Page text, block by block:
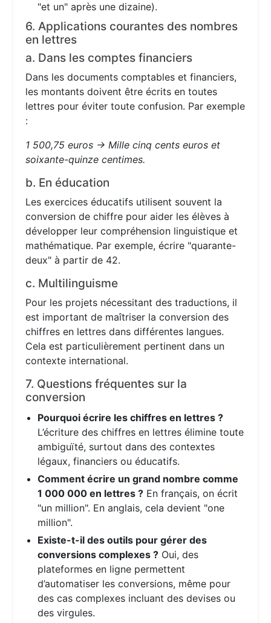
"et un" après une dizaine).
6. Applications courantes des nombres
en lettres
a. Dans les comptes financiers
Dans les documents comptables et financiers,
les montants doivent être écrits en toutes
lettres pour éviter toute confusion. Par exemple
:
1 500,75 euros → Mille cinq cents euros et
soixante-quinze centimes.
b. En éducation
Les exercices éducatifs utilisent souvent la
conversion de chiffre pour aider les élèves à
développer leur compréhension linguistique et
mathématique. Par exemple, écrire "quarante-
deux" à partir de 42.
c. Multilinguisme
Pour les projets nécessitant des traductions, il
est important de maîtriser la conversion des
chiffres en lettres dans différentes langues.
Cela est particulièrement pertinent dans un
contexte international.
7. Questions fréquentes sur la
conversion
Pourquoi écrire les chiffres en lettres ?
L’écriture des chiffres en lettres élimine toute
ambiguïté, surtout dans des contextes
légaux, financiers ou éducatifs.
Comment écrire un grand nombre comme
1 000 000 en lettres ? En français, on écrit
"un million". En anglais, cela devient "one
million".
Existe-t-il des outils pour gérer des
conversions complexes ? Oui, des
plateformes en ligne permettent
d’automatiser les conversions, même pour
des cas complexes incluant des devises ou
des virgules.